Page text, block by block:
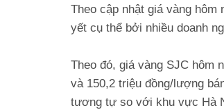
Theo cập nhật giá vàng
yết cụ thể bởi nhiều doanh
Theo đó, giá vàng SJC hôm
và 150,2 triệu đồng/lượng
tương tự so với khu vực Hà